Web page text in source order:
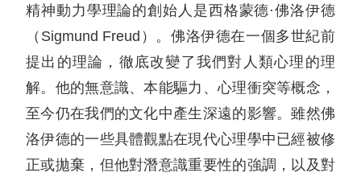
精神動力學理論的創始人是西格蒙德·佛洛伊德
（Sigmund Freud）。佛洛伊德在一個多世紀前
提出的理論，徹底改變了我們對人類心理的理
解。他的無意識、本能驅力、心理衝突等概念，
至今仍在我們的文化中產生深遠的影響。雖然佛
洛伊德的一些具體觀點在現代心理學中已經被修
正或拋棄，但他對潛意識重要性的強調，以及對